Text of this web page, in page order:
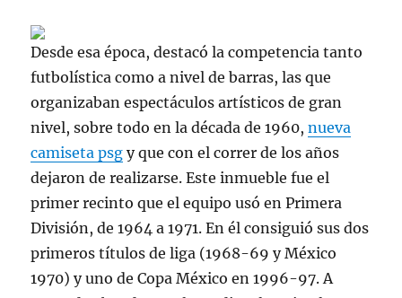
Desde esa época, destacó la competencia tanto
futbolística como a nivel de barras, las que
organizaban espectáculos artísticos de gran
nivel, sobre todo en la década de 1960,nueva
camiseta psg y que con el correr de los años
dejaron de realizarse. Este inmueble fue el
primer recinto que el equipo usó en Primera
División, de 1964 a 1971. En él consiguió sus dos
primeros títulos de liga (1968-69 y México
1970) y uno de Copa México en 1996-97. A